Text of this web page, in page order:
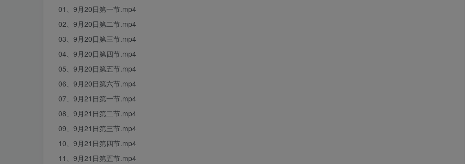
01、9月20日第一节.mp4
02、9月20日第二节.mp4
03、9月20日第三节.mp4
04、9月20日第四节.mp4
05、9月20日第五节.mp4
06、9月20日第六节.mp4
07、9月21日第一节.mp4
08、9月21日第二节.mp4
09、9月21日第三节.mp4
10、9月21日第四节.mp4
11、9月21日第五节.mp4